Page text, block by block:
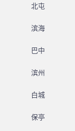
北屯
滨海
巴中
滨州
白城
保亭